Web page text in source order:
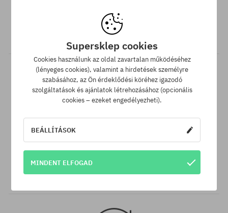
Minden 25 000 Ft. feletti megrendelést INGYEN szállítunk GLS
átvételi pontokra.
webáruházban megtalálnád a termékünket alacsonyabb áron,
akkor csak neked levisszük a termék árát!
Supersklep cookies
Cookies használunk az oldal zavartalan működéséhez
(lényeges cookies), valamint a hirdetések személyre
szabásához, az Ön érdeklődési köréhez igazodó
szolgáltatások és ajánlatok létrehozásához (opcionális
cookies – ezeket engedélyezheti).
BEÁLLÍTÁSOK
MINDENT ELFOGAD